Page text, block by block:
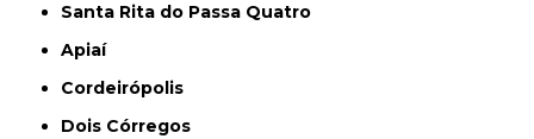
Santa Rita do Passa Quatro
Apiaí
Cordeirópolis
Dois Córregos